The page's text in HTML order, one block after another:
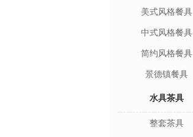
美式风格餐具
中式风格餐具
简约风格餐具
景德镇餐具
水具茶具
整套茶具